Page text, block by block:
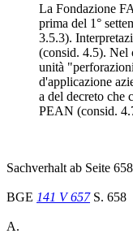
La Fondazione
prima del 1°
3.5.3).
(consid. 4.5). Nel
unità
d'applicazione
a del decreto che
PEAN (consid.
Sachverhalt ab Seite 658
BGE 141 V 657S. 658
A.